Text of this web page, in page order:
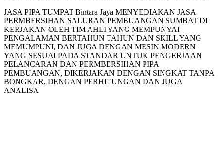
JASA PIPA TUMPAT Bintara Jaya MENYEDIAKAN JASA
PERMBERSIHAN SALURAN PEMBUANGAN SUMBAT DI
KERJAKAN OLEH TIM AHLI YANG MEMPUNYAI
PENGALAMAN BERTAHUN TAHUN DAN SKILL YANG
MEMUMPUNI, DAN JUGA DENGAN MESIN MODERN
YANG SESUAI PADA STANDAR UNTUK PENGERJAAN
PELANCARAN DAN PERMBERSIHAN PIPA
PEMBUANGAN, DIKERJAKAN DENGAN SINGKAT TANPA
BONGKAR, DENGAN PERHITUNGAN DAN JUGA
ANALISA